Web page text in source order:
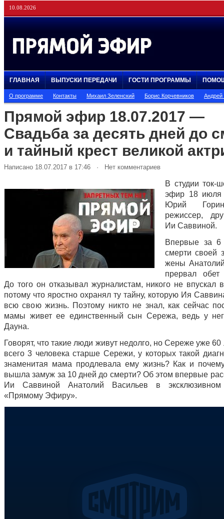
10.08.2026
ГЛАВНАЯ ВЫПУСКИ ПЕРЕДАЧИ ГОСТИ ПРОГРАММЫ
О программе Контакты Михаил Зеленский Борис Корчевников
Прямой эфир 18.07.2017 —
Свадьба за десять дней до
и тайный крест великой
Написано 18.07.2017 в 17:46 · Нет комментариев
В студии ток-
эфир 18 июля
Юрий
режиссер,
Ии Саввиной.
Впервые за 6
смерти своей
жены
прервал обет
До того он отказывал журналистам, никого не впускал
потому что яростно охранял ту тайну, которую Ия
всю свою жизнь. Поэтому никто не знал, как сейчас
мамы живет ее единственный сын Сережа, ведь у
Дауна.
Говорят, что такие люди живут недолго, но Сереже уже 60
всего 3 человека старше Сережи, у которых такой
знаменитая мама продлевала ему жизнь? Как и
вышла замуж за 10 дней до смерти? Об этом впервые
Ии Саввиной Анатолий Васильев в эксклюзивном
«Прямому Эфиру».